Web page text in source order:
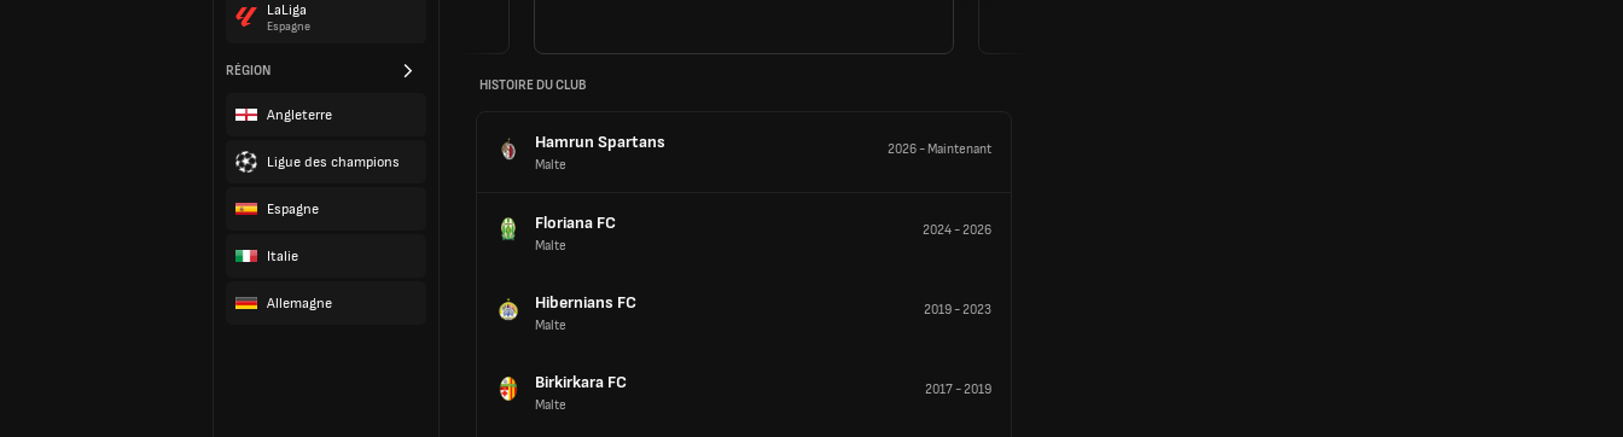
LaLiga
Espagne
RÉGION
Angleterre
Ligue des champions
Espagne
Italie
Allemagne
HISTOIRE DU CLUB
Hamrun Spartans
Malte
2026- Maintenant
Floriana FC
Malte
2024-2026
Hibernians FC
Malte
2019-2023
Birkirkara FC
Malte
2017-2019